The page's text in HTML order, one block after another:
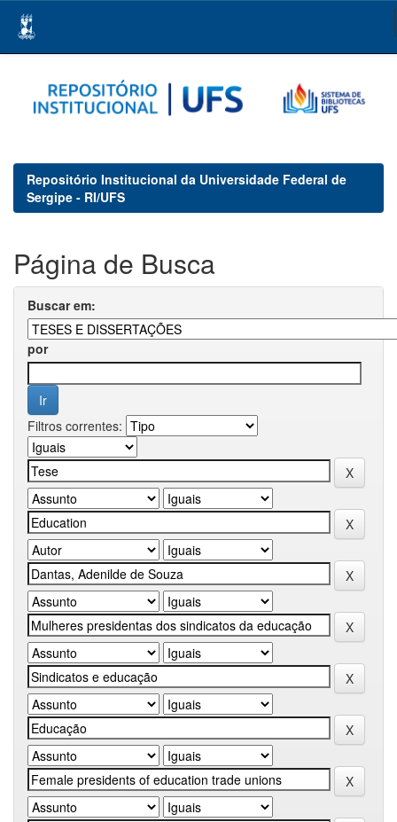
navigation
Repositório Institucional da Universidade Federal de
Sergipe - RI/UFS
Página de Busca
Buscar em:
por
Filtros correntes: